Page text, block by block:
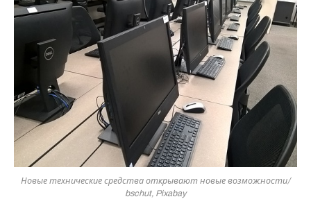
Новые технические средства открывают новые возможности/
bschut, Pixabay